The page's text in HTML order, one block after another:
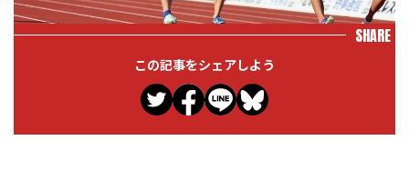
SHARE
この記事をシェアしよう